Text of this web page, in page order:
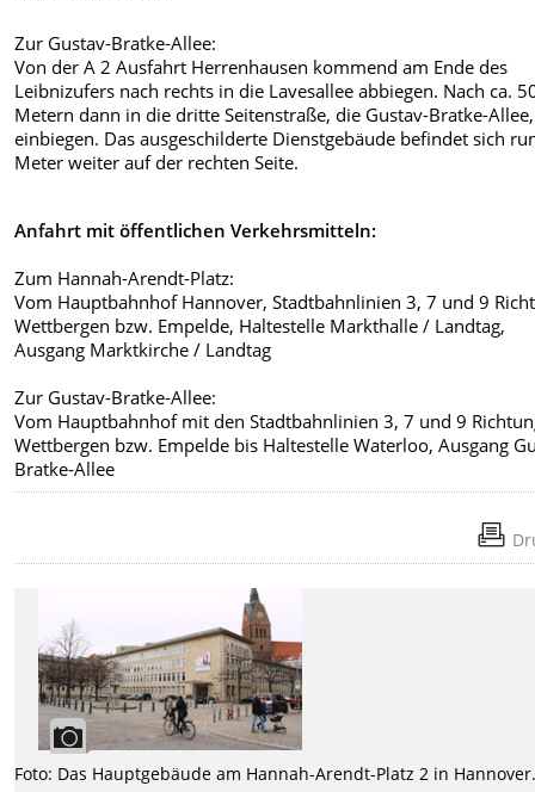
Zur Gustav-Bratke-Allee:
Von der A 2 Ausfahrt Herrenhausen kommend am Ende des
Leibnizufers nach rechts in die Lavesallee abbiegen. Nach ca.
Metern dann in die dritte Seitenstraße, die Gustav-Bratke-Allee,
einbiegen. Das ausgeschilderte Dienstgebäude befindet sich
Meter weiter auf der rechten Seite.
Anfahrt mit öffentlichen Verkehrsmitteln:
Zum Hannah-Arendt-Platz:
Vom Hauptbahnhof Hannover, Stadtbahnlinien 3, 7 und 9
Wettbergen bzw. Empelde, Haltestelle Markthalle / Landtag,
Ausgang Marktkirche / Landtag
Zur Gustav-Bratke-Allee:
Vom Hauptbahnhof mit den Stadtbahnlinien 3, 7 und 9
Wettbergen bzw. Empelde bis Haltestelle Waterloo, Ausgang
Bratke-Allee
Foto: Das Hauptgebäude am Hannah-Arendt-Platz 2 in